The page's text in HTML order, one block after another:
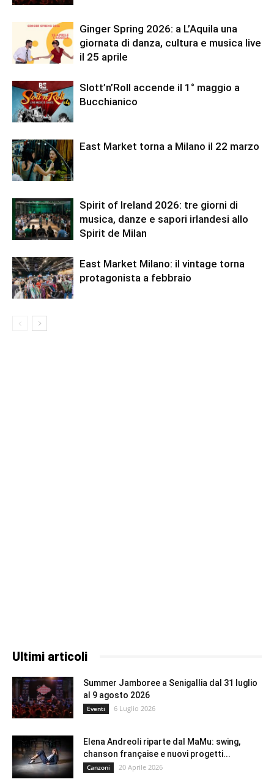
Ginger Spring 2026: a L’Aquila una
giornata di danza, cultura e musica live
il 25 aprile
Slott’n’Roll accende il 1° maggio a
Bucchianico
East Market torna a Milano il 22 marzo
Spirit of Ireland 2026: tre giorni di
musica, danze e sapori irlandesi allo
Spirit de Milan
East Market Milano: il vintage torna
protagonista a febbraio
Ultimi articoli
Summer Jamboree a Senigallia dal 31 luglio
al 9 agosto 2026
Eventi 6 Luglio 2026
Elena Andreoli riparte dal MaMu: swing,
chanson française e nuovi progetti...
Canzoni 20 Aprile 2026